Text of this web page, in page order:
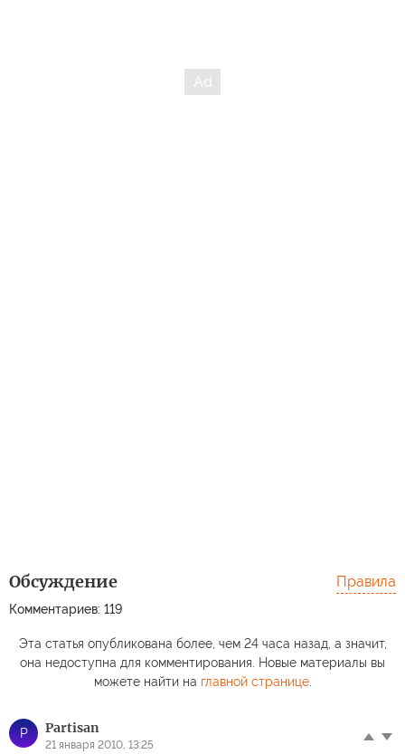
Обсуждение
Комментариев: 119
Правила
Эта статья опубликована более, чем 24 часа назад, а значит,
она недоступна для комментирования. Новые материалы вы
можете найти на главной странице.
P Partisan
21 января 2010, 13:25